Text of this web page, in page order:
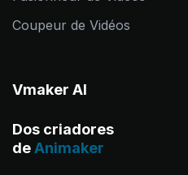
Coupeur de Vidéos
Vmaker AI
Dos criadores
deAnimaker